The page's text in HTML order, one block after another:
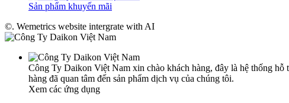
Sản phẩm khuyến mãi
©. Wemetrics website intergrate with AI
Công Ty Daikon Việt Nam xin chào khách hàng, đây là hệ thống
hàng đã quan tâm đến sản phẩm dịch vụ của chúng tôi.
Xem các ứng dụng